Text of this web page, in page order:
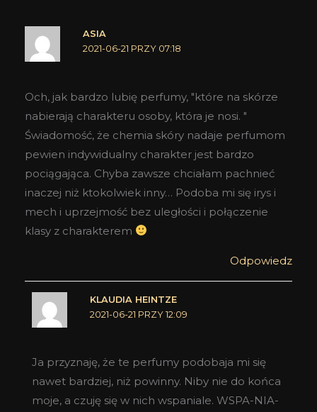
ASIA
2021-06-21 PRZY 07:18
Och, jak bardzo lubię perfumy, "które na skórze
nabierają charakteru osoby, która je nosi. "
Świadomość, że chemia skóry nadaje perfumom
pewien indywidualny charakter jest bardzo
pociągająca. Chyba zawsze chciałam pachnieć
inaczej niż ktokolwiek inny… Podoba mi się irys i
mech i uprzejmość bez uległości i połączenie
klasy z charakterem
Odpowiedz
KLAUDIA HEINTZE
2021-06-21 PRZY 12:09
Ja przyznaję, że te perfumy podobaja mi się
nawet bardziej, niż powinny. Niby nie do końca
moje, a czuję się w nich wspaniale. WSPA-NIA-